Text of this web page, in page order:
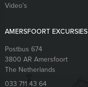
Video’s
AMERSFOORT EXCURSIES
Postbus 674
3800 AR Amersfoort
The Netherlands
033 711 43 64